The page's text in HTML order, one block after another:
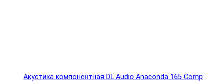
Акустика компонентная DL Audio Anaconda 165 Comp